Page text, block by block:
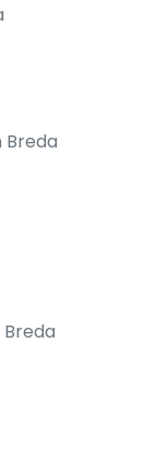
Breda